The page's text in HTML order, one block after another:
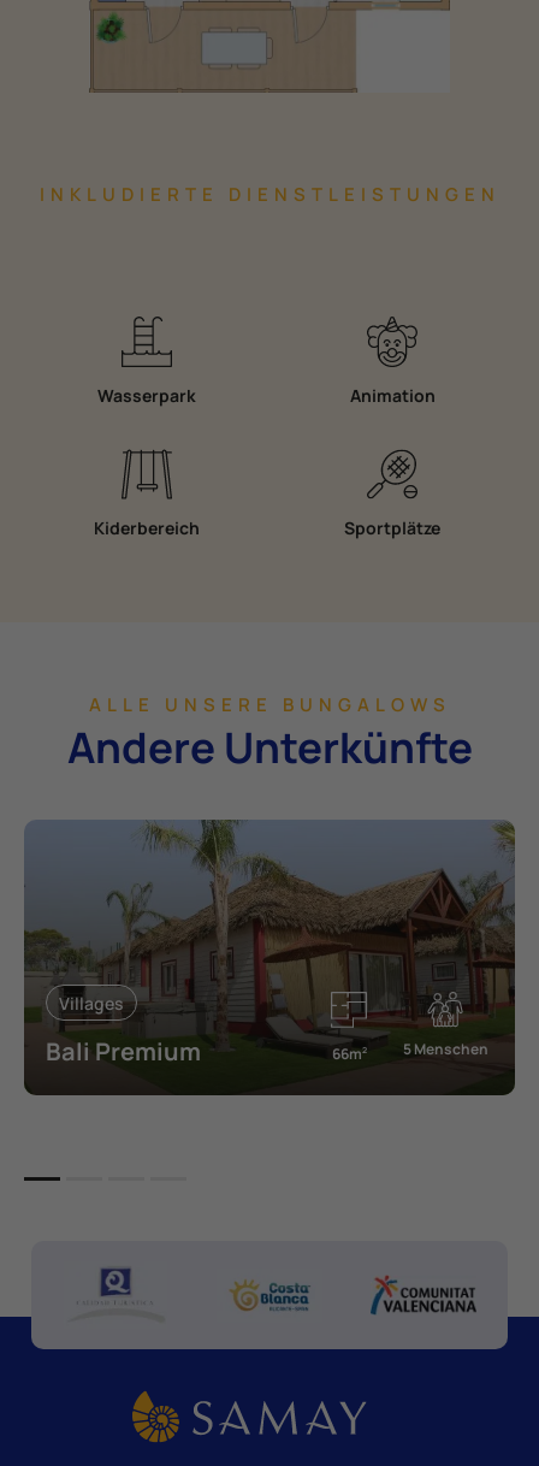
INKLUDIERTE DIENSTLEISTUNGEN
Wasserpark Animation
Kiderbereich Sportplätze
ALLE UNSERE BUNGALOWS
Andere Unterkünfte
Villages
Bali Premium 66m2 5 Menschen